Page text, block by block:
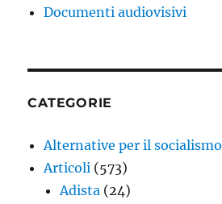
Documenti audiovisivi
CATEGORIE
Alternative per il socialismo
Articoli (573)
Adista (24)